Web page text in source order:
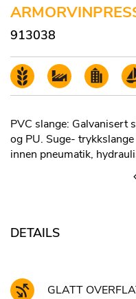
913038
PVC slange: Galvanisert
og PU. Suge-
innen pneumatik,
DETAILS
GLATT